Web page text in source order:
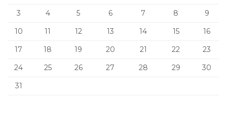
3
4 5 6 7 8
9
10
11 12 13 14 15
16
17
18 19 20 21 22
23
24
25 26 27 28 29
30
31